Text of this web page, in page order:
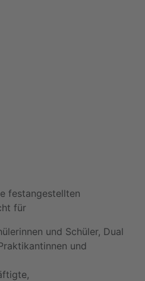
festangestellten
für
und Schüler, Dual
und